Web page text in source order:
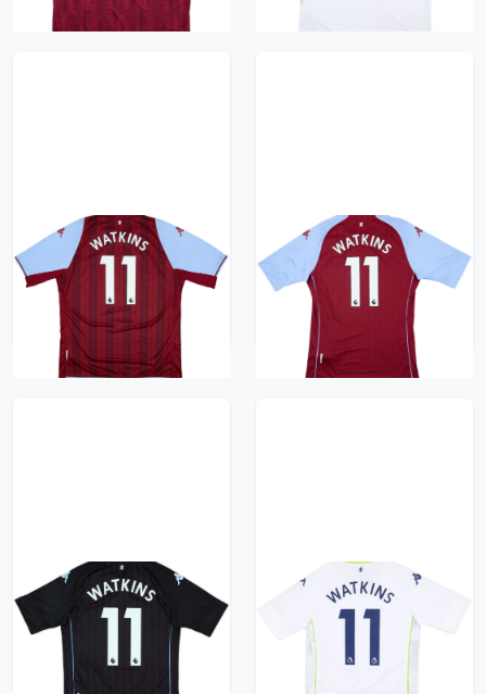
2021-22 Aston Villa
Home Shirt Watkins
1044 kr / £119.99
2020-21 Aston Villa
Home Shirt Watkins
#11 (XXL)
1044 kr / £119.99
2020-21 Aston Villa
Away Shirt Watkins
940 kr / £107.99
2020-21 Aston Villa
Third Shirt Watkins
#11 (S)
835 kr / £95.99